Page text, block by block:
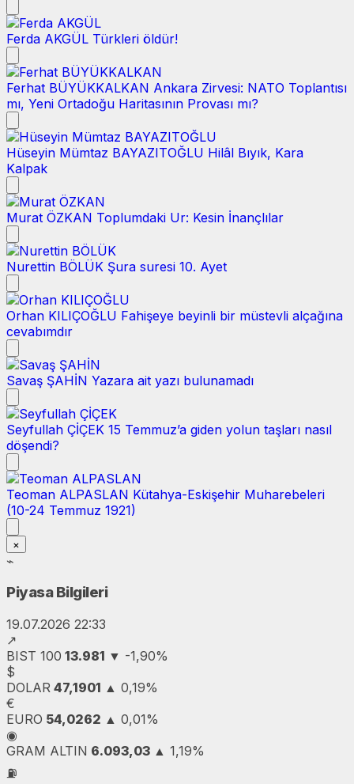
Ferda AKGÜL Türkleri öldür!
Ferhat BÜYÜKKALKAN Ankara Zirvesi: NATO Toplantısı
mı, Yeni Ortadoğu Haritasının Provası mı?
Hüseyin Mümtaz BAYAZITOĞLU Hilâl Bıyık, Kara
Kalpak
Murat ÖZKAN Toplumdaki Ur: Kesin İnançlılar
Nurettin BÖLÜK Şura suresi 10. Ayet
Orhan KILIÇOĞLU Fahişeye beyinli bir müstevli alçağına
cevabımdır
Savaş ŞAHİN Yazara ait yazı bulunamadı
Seyfullah ÇİÇEK 15 Temmuz’a giden yolun taşları nasıl
döşendi?
Teoman ALPASLAN Kütahya-Eskişehir Muharebeleri
(10-24 Temmuz 1921)
×
⌁
Piyasa Bilgileri
19.07.2026 22:33
↗
BIST 100 13.981 ▼ -1,90%
$
DOLAR 47,1901 ▲ 0,19%
€
EURO 54,0262 ▲ 0,01%
◉
GRAM ALTIN 6.093,03 ▲ 1,19%
⛽